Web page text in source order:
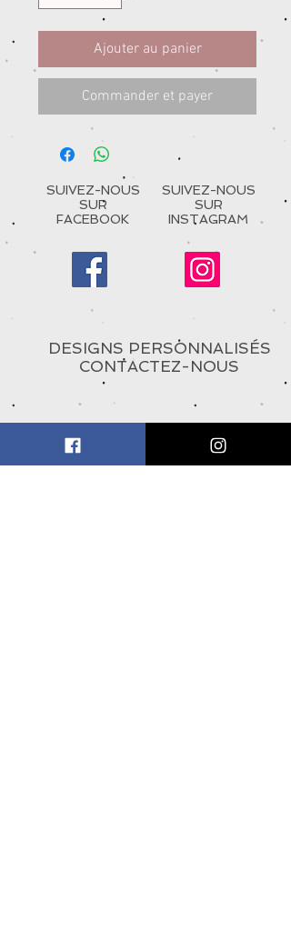
Ajouter au panier
Commander et payer
SUIVEZ-NOUS
SUR
FACEBOOK
SUIVEZ-NOUS
SUR
INSTAGRAM
DESIGNS PERSONNALISÉS
CONTACTEZ-NOUS
À PROPOS